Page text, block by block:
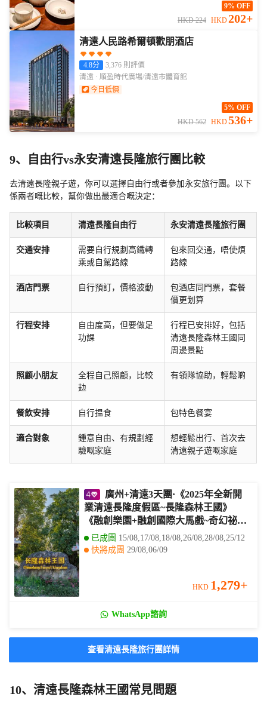
HKD 224
9% OFF
HKD202+
清遠人民路希爾頓歡朋酒店
4.8分
3,376 則評價
清遠 · 順盈時代廣場/清遠市體育館
今日低價
HKD 562
5% OFF
HKD536+
9、自由行vs永安清遠長隆旅行團比較
去清遠長隆親子遊，你可以選擇自由行或者參加永安旅行團。以下
係兩者嘅比較，幫你做出最適合嘅決定：
比較項目 清遠長隆自由行 永安清遠長隆旅行團
交通安排
需要自行規劃高鐵轉
乘或自駕路線
包來回交通，唔使煩
路線
酒店門票 自行預訂，價格波動
包酒店同門票，套餐
價更划算
行程安排
自由度高，但要做足
功課
行程已安排好，包括
清遠長隆森林王國同
周邊景點
照顧小朋友
全程自己照顧，比較
攰
有領隊協助，輕鬆啲
餐飲安排 自行揾食 包特色餐宴
適合對象
鍾意自由、有規劃經
驗嘅家庭
想輕鬆出行、首次去
清遠親子遊嘅家庭
業清遠長隆度假區~長隆森林王國》
《融創樂園+融創國際大馬戲~奇幻祕
境》
已成團 15/08,17/08,18/08,26/08,28/08,25/12
快將成團 29/08,06/09
HKD 1,279+
WhatsApp諮詢
查看清遠長隆旅行團詳情
10、清遠長隆森林王國常見問題